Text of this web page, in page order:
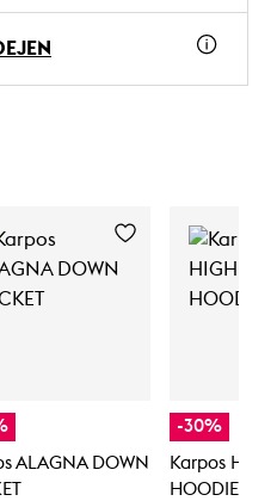
ALAGNA DOWN
-30%
Karpos
HOODIE